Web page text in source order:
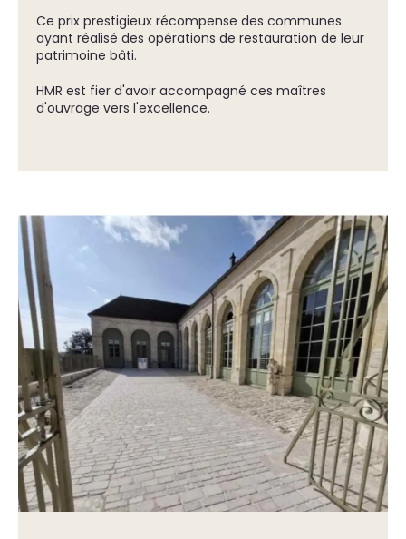
Ce prix prestigieux récompense des communes
ayant réalisé des opérations de restauration de leur
patrimoine bâti.
HMR est fier d'avoir accompagné ces maîtres
d'ouvrage vers l'excellence.